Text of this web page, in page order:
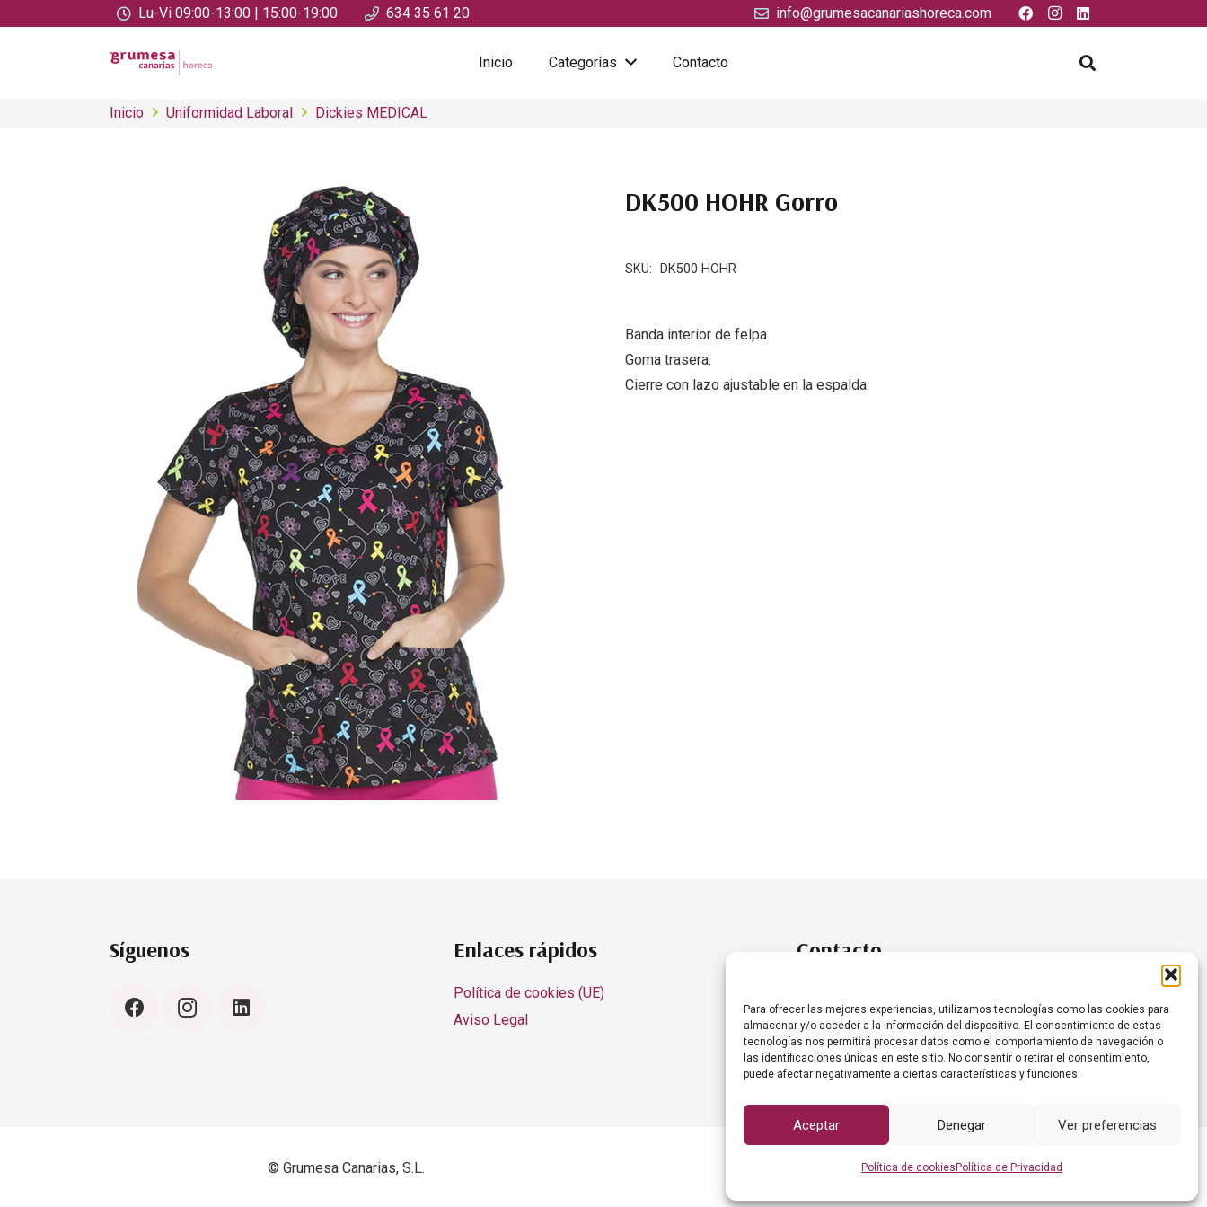
Para ofrecer las mejores experiencias, utilizamos tecnologías como las cookies para
almacenar y/o acceder a la información del dispositivo. El consentimiento de estas
tecnologías nos permitirá procesar datos como el comportamiento de navegación o
las identificaciones únicas en este sitio. No consentir o retirar el consentimiento,
puede afectar negativamente a ciertas características y funciones.
Aceptar Denegar Ver preferencias
Política de cookies Política de Privacidad
Lu-Vi 09:00-13:00 | 15:00-19:00 634 35 61 20 info@grumesacanariashoreca.com
Inicio Categorías Contacto
Inicio Uniformidad Laboral Dickies MEDICAL
DK500 HOHR Gorro
SKU: DK500 HOHR
Banda interior de felpa.
Goma trasera.
Cierre con lazo ajustable en la espalda.
Síguenos Enlaces rápidos
Política de cookies (UE)
Aviso Legal
Contacto
info@grumesacanariashoreca.com
© Grumesa Canarias, S.L. Sitio web gestionado por